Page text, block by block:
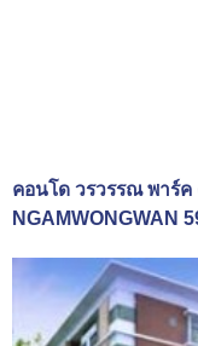
คอนโด วรวรรณ พาร์ค
NGAMWONGWAN